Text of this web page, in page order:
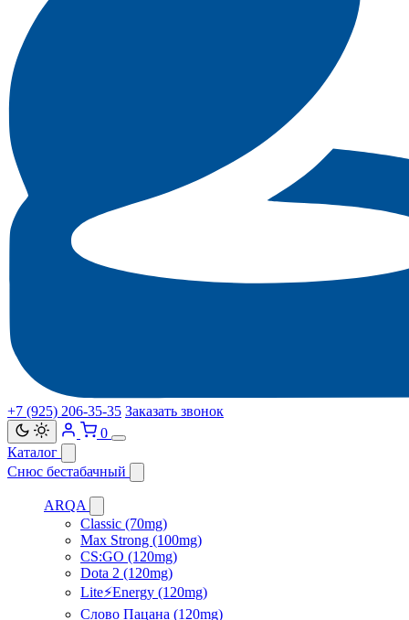
+7 (925) 206‑35‑35 Заказать звонок
0
Каталог
Снюс бестабачный
ARQA
Classic (70mg)
Max Strong (100mg)
CS:GO (120mg)
Dota 2 (120mg)
Lite⚡Energy (120mg)
Слово Пацана (120mg)